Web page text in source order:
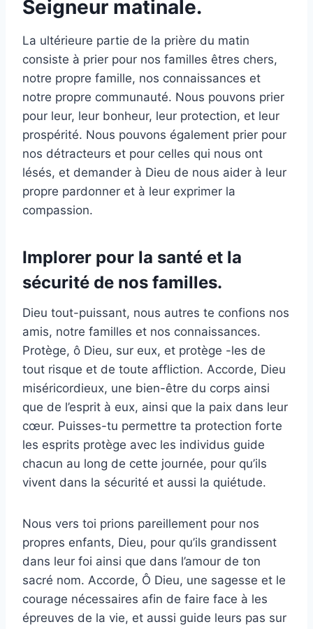
Seigneur matinale.
La ultérieure partie de la prière du matin
consiste à prier pour nos familles êtres chers,
notre propre famille, nos connaissances et
notre propre communauté. Nous pouvons prier
pour leur, leur bonheur, leur protection, et leur
prospérité. Nous pouvons également prier pour
nos détracteurs et pour celles qui nous ont
lésés, et demander à Dieu de nous aider à leur
propre pardonner et à leur exprimer la
compassion.
Implorer pour la santé et la
sécurité de nos familles.
Dieu tout-puissant, nous autres te confions nos
amis, notre familles et nos connaissances.
Protège, ô Dieu, sur eux, et protège -les de
tout risque et de toute affliction. Accorde, Dieu
miséricordieux, une bien-être du corps ainsi
que de l’esprit à eux, ainsi que la paix dans leur
cœur. Puisses-tu permettre ta protection forte
les esprits protège avec les individus guide
chacun au long de cette journée, pour qu’ils
vivent dans la sécurité et aussi la quiétude.
Nous vers toi prions pareillement pour nos
propres enfants, Dieu, pour qu’ils grandissent
dans leur foi ainsi que dans l’amour de ton
sacré nom. Accorde, Ô Dieu, une sagesse et le
courage nécessaires afin de faire face à les
épreuves de la vie, et aussi guide leurs pas sur